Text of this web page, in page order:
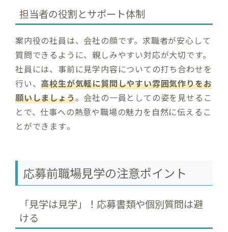
担当者の役割とサポート体制
案内役の社員は、会社の顔です。求職者が安心して
質問できるように、親しみやすい対応が大切です。
社員には、事前に見学内容についての打ち合わせを
行い、高校生が気軽に質問しやすい雰囲気作りをお
願いしましょう。会社の一員としての姿を見せるこ
とで、仕事への熱意や職場の魅力を自然に伝えるこ
とができます​。
応募前職場見学の注意ポイント
「見学は見学」！応募書類や個別質問は避
ける